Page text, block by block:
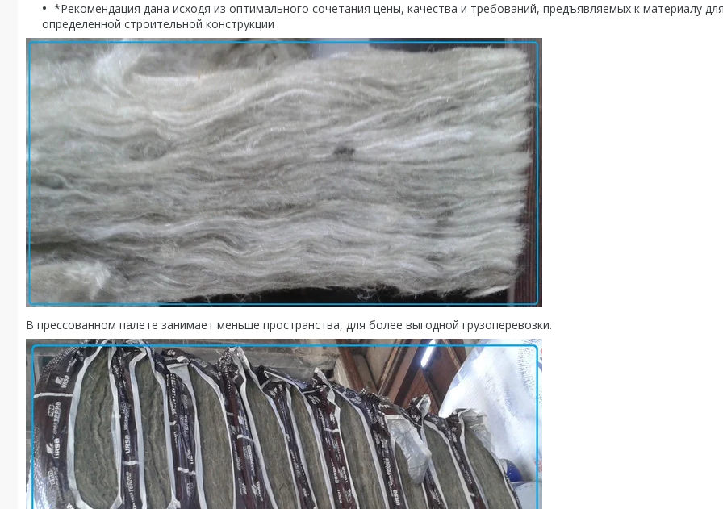
*Рекомендация дана исходя из оптимального сочетания цены, качества и требований, предъявляемых к материалу
определенной строительной конструкции
В прессованном палете занимает меньше пространства, для более выгодной грузоперевозки.